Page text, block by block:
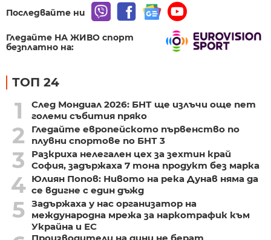
Последвайте ни
Гледайте НА ЖИВО спорт
безплатно на:
ТОП 24
1
След Мондиал 2026: БНТ ще излъчи още пет
големи събития пряко
2
Гледайте европейското първенство по
плувни спортове по БНТ 3
3
Разкриха нелегален цех за зехтин край
София, задържаха 7 тона продукт без марка
4 Юлиян Попов: Нивото на река Дунав няма да
се вдигне с един дъжд
5 Задържаха у нас организатор на
международна мрежа за наркотрафик към
Украйна и ЕС